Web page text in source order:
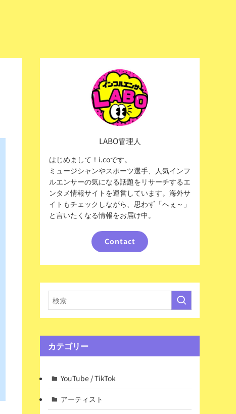
LABO管理人
はじめまして！i.coです。
ミュージシャンやスポーツ選手、人気インフ
ルエンサーの気になる話題をリサーチするエ
ンタメ情報サイトを運営しています。海外サ
イトもチェックしながら、思わず「へぇ～」
と言いたくなる情報をお届け中。
Contact
カテゴリー
YouTube / TikTok
アーティスト